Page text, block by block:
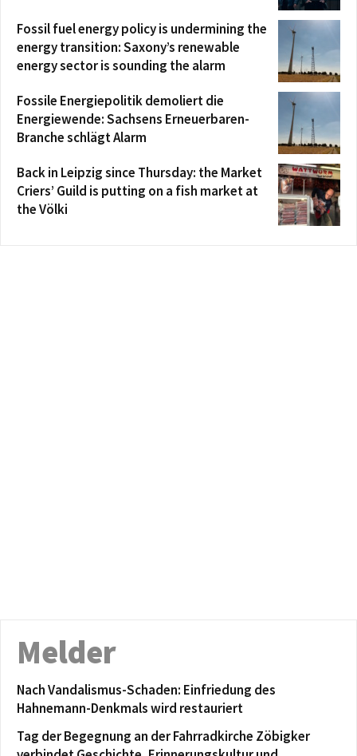
Fossil fuel energy policy is undermining the
energy transition: Saxony’s renewable
energy sector is sounding the alarm
Fossile Energiepolitik demoliert die
Energiewende: Sachsens Erneuerbaren-
Branche schlägt Alarm
Back in Leipzig since Thursday: the Market
Criers’ Guild is putting on a fish market at
the Völki
Melder
Nach Vandalismus-Schaden: Einfriedung des
Hahnemann-Denkmals wird restauriert
Tag der Begegnung an der Fahrradkirche Zöbigker